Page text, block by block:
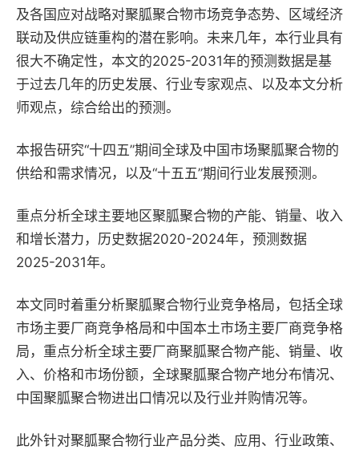
及各国应对战略对聚胍聚合物市场竞争态势、区域经济
联动及供应链重构的潜在影响。未来几年，本行业具有
很大不确定性，本文的2025-2031年的预测数据是基
于过去几年的历史发展、行业专家观点、以及本文分析
师观点，综合给出的预测。
本报告研究“十四五”期间全球及中国市场聚胍聚合物的
供给和需求情况，以及“十五五”期间行业发展预测。
重点分析全球主要地区聚胍聚合物的产能、销量、收入
和增长潜力，历史数据2020-2024年，预测数据
2025-2031年。
本文同时着重分析聚胍聚合物行业竞争格局，包括全球
市场主要厂商竞争格局和中国本土市场主要厂商竞争格
局，重点分析全球主要厂商聚胍聚合物产能、销量、收
入、价格和市场份额，全球聚胍聚合物产地分布情况、
中国聚胍聚合物进出口情况以及行业并购情况等。
此外针对聚胍聚合物行业产品分类、应用、行业政策、